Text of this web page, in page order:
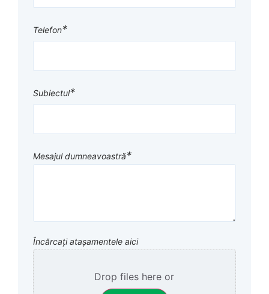
Telefon*
Subiectul*
Mesajul dumneavoastră*
Încărcați atașamentele aici
Drop files here or